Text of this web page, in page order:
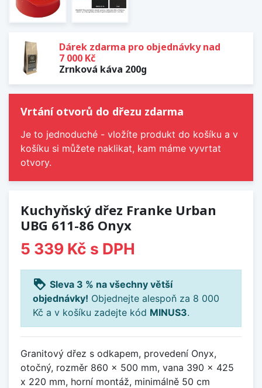
Dárek zdarma pro objednávky nad
7 000 Kč
Zrnková káva 200g
Vrtání otvorů do dřezu zdarma
Je to jednoduché - vložíte produkt do košíku a v
košíku si můžete naklikat, kam máme vyvrtat
otvory.
Kuchyňský dřez Franke Urban
UBG 611-86 Onyx
5 339 Kč s DPH
loyalty Sleva 3 % na všechny větší
objednávky! Objednejte alespoň za 8 000
Kč a v košíku zadejte kód MINUS3.
Granitový dřez s odkapem, provedení Onyx,
otočný, rozměr 860 x 500 mm, vana 390 x 425
x 220 mm, horní montáž, minimálně 50 cm